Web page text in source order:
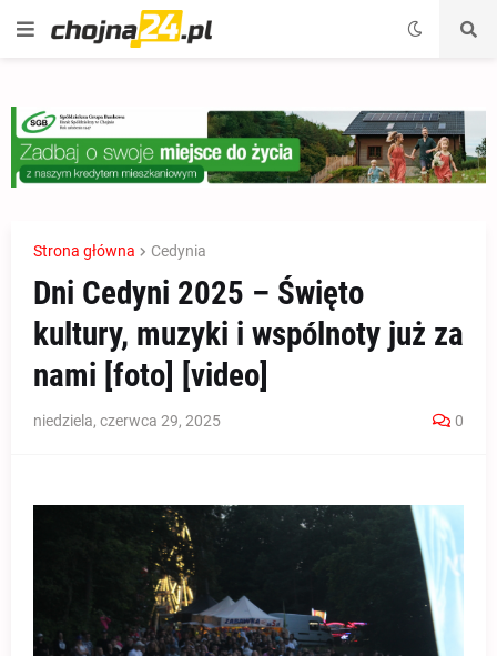
Strona główna Cedynia
Dni Cedyni 2025 – Święto
kultury, muzyki i wspólnoty już za
nami [foto] [video]
niedziela, czerwca 29, 2025 0